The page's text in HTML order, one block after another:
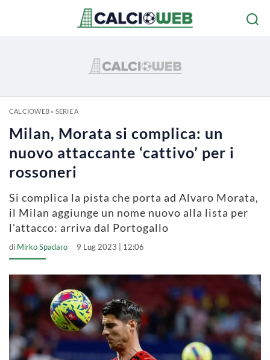
CALCIOWEB» SERIE A
Milan, Morata si complica: un
nuovo attaccante ‘cattivo’ per i
rossoneri
Si complica la pista che porta ad Alvaro Morata,
il Milan aggiunge un nome nuovo alla lista per
l'attacco: arriva dal Portogallo
di Mirko Spadaro 9 Lug 2023 | 12:06